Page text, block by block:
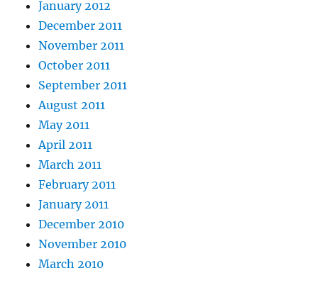
January 2012
December 2011
November 2011
October 2011
September 2011
August 2011
May 2011
April 2011
March 2011
February 2011
January 2011
December 2010
November 2010
March 2010